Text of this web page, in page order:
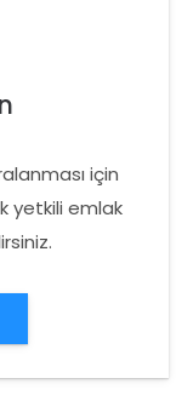
için
yetkili emlak